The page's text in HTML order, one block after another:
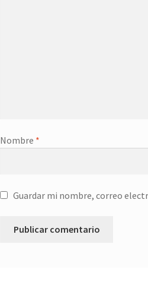
Nombre *
Guardar mi nombre, correo